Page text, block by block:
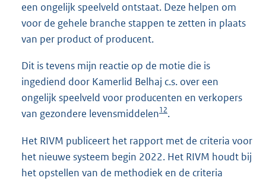
een ongelijk speelveld ontstaat. Deze helpen om
voor de gehele branche stappen te zetten in plaats
van per product of producent.
Dit is tevens mijn reactie op de motie die is
ingediend door Kamerlid Belhaj c.s. over een
ongelijk speelveld voor producenten en verkopers
van gezondere levensmiddelen12.
Het RIVM publiceert het rapport met de criteria voor
het nieuwe systeem begin 2022. Het RIVM houdt bij
het opstellen van de methodiek en de criteria